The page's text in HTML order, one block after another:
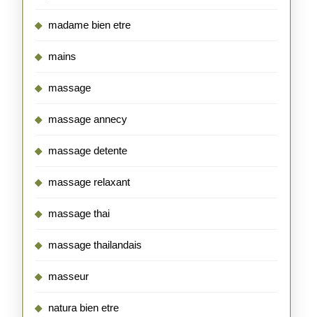
madame bien etre
mains
massage
massage annecy
massage detente
massage relaxant
massage thai
massage thailandais
masseur
natura bien etre